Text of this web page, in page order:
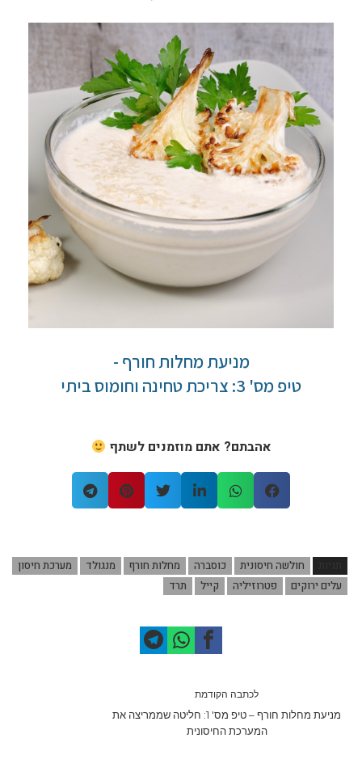
מניעת מחלות חורף -
טיפ מס' 3: צריכת טחינה וחומוס ביתי
אהבתם? אתם מוזמנים לשתף
חולשה חיסונית כוסברה מחלות חורף מנגולד
מערכת חיסון
עלים ירוקים
פטרוזיליה קייל תרד
לכתבה הקודמת
מניעת מחלות חורף – טיפ מס' 1: חליטה שממריצה את
המערכת החיסונית